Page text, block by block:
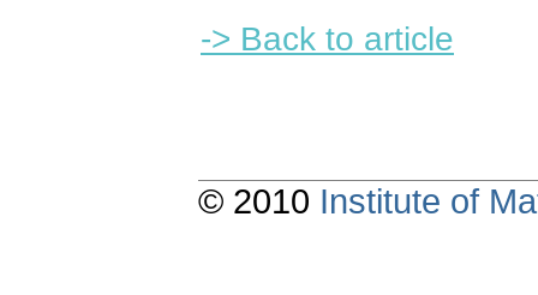
-> Back to article
© 2010 Institute of